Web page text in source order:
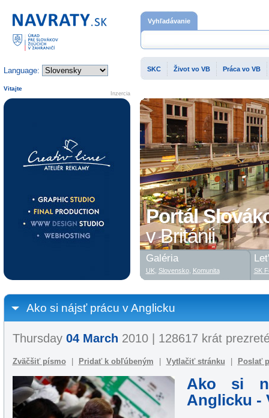
Portál
v Británii
Ako si nájsť prácu v Anglicku
Thursday 04 March 2010 | 128617 krát
Zväčšiť písmo Pridať k obľúbeným Vytlačiť stránku Poslať
Ako si
Anglicku -
Domovská stránka
Language:
Vyhľadávanie
SKC Život vo VB Práca vo VB
Inzercia
Vitajte
Galéria
UK, Slovensko, Komunita SK